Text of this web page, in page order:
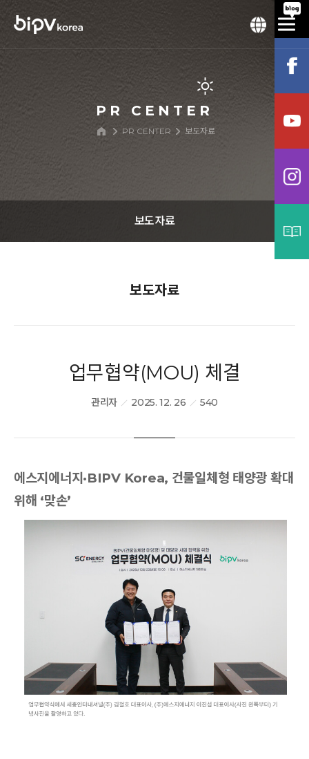
PR CENTER
PR CENTER 보도자료
보도자료
보도자료
업무협약(MOU) 체결
관리자 2025. 12. 26 540
에스지에너지·BIPV Korea, 건물일체형 태양광 확대
위해 ‘맞손’